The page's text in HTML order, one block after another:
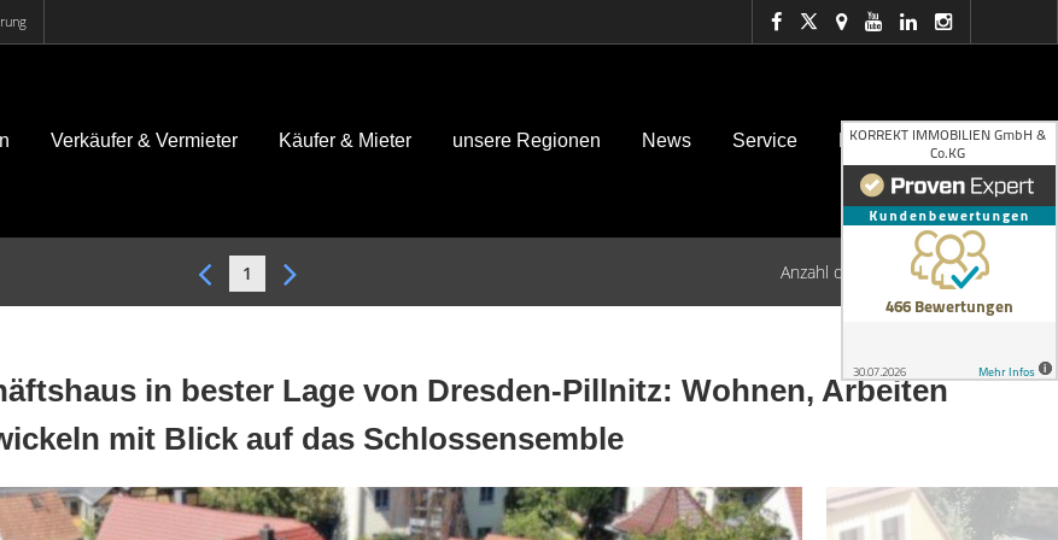
Verkäufer & Vermieter Käufer & Mieter unsere Regionen News Service Kontakt
1 Anzahl der Objekte:1 | 1
in bester Lage von Dresden-Pillnitz: Wohnen, Arbeiten
mit Blick auf das Schlossensemble